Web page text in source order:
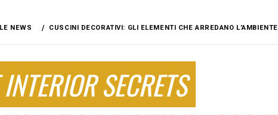
NEWS CUSCINI DECORATIVI: GLI ELEMENTI CHE ARREDANO L’AMBIENTE
SECRETS